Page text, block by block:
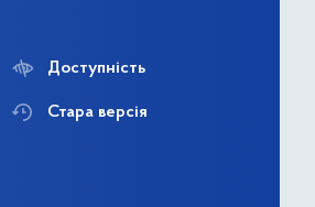
Доступність
Стара версія